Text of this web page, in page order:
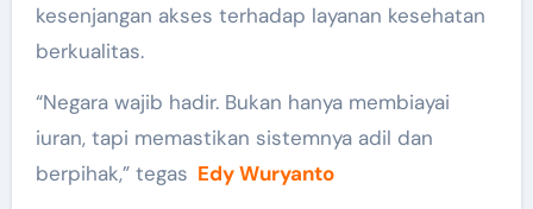
kesenjangan akses terhadap layanan kesehatan
berkualitas.
“Negara wajib hadir. Bukan hanya membiayai
iuran, tapi memastikan sistemnya adil dan
berpihak,” tegas Edy Wuryanto